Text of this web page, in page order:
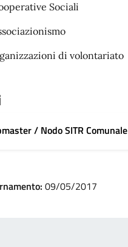
Sociali
di volontariato
/ Nodo SITR Comunale
09/05/2017